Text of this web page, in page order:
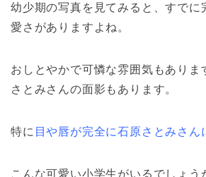
幼少期の写真を見てみると、すでに
愛さがありますよね。
おしとやかで可憐な雰囲気もありま
さとみさんの面影もあります。
特に 目や唇が完全に石原さとみさん
こんな可愛い小学生がいるでしょう